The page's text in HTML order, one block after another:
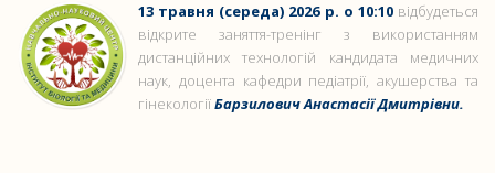
13 травня (середа) 2026 р. о 10:10відбудеться
відкрите заняття-тренінг з використанням
дистанційних технологій кандидата медичних
наук, доцента кафедри педіатрії, акушерства та
гінекологіїБарзилович Анастасії Дмитрівни.